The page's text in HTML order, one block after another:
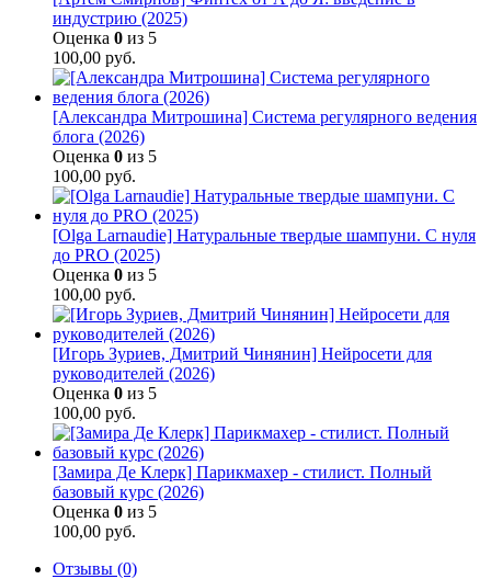
индустрию (2025)
Оценка 0 из 5
100,00 руб.
[Александра Митрошина] Система регулярного ведения
блога (2026)
Оценка 0 из 5
100,00 руб.
[Olga Larnaudie] Натуральные твердые шампуни. С нуля
до PRO (2025)
Оценка 0 из 5
100,00 руб.
[Игорь Зуриев, Дмитрий Чинянин] Нейросети для
руководителей (2026)
Оценка 0 из 5
100,00 руб.
[Замира Де Клерк] Парикмахер - стилист. Полный
базовый курс (2026)
Оценка 0 из 5
100,00 руб.
Отзывы (0)